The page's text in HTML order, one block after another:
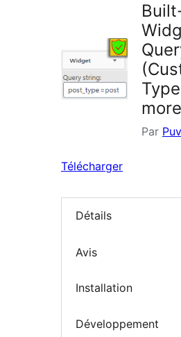
Par
Télécharger
Détails
Avis
Installation
Développement